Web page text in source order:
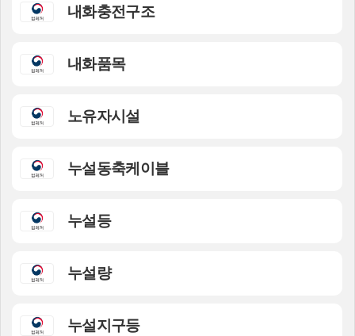
내화충전구조
내화품목
노유자시설
누설동축케이블
누설등
누설량
누설지구등